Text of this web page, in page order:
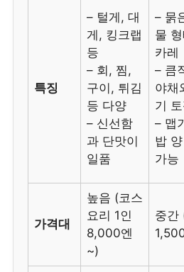
특징
– 털게, 대
게, 킹크랩
등
– 회, 찜,
구이, 튀김
등 다양
– 신선함
과 단맛이
일품
– 묽
물
카레
– 큼
야채
기
– 맵
밥
가능
가격대
높음 (코스
요리 1인
8,000엔
~)
중간